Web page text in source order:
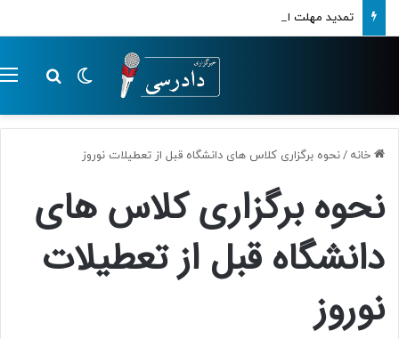
تمدید مهلت ارسال اظهارنامه‌های مالیاتی تا پایان تابستان 1405
تغییر پوسته
خانه /نحوه برگزاری کلاس های دانشگاه قبل از تعطیلات نوروز
نحوه برگزاری کلاس های
دانشگاه قبل از تعطیلات
نوروز